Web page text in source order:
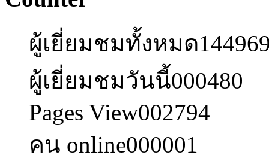
ผู้เยี่ยมชมทั้งหมด
ผู้เยี่ยมชมวันนี้000480
Pages View002794
คน online000001